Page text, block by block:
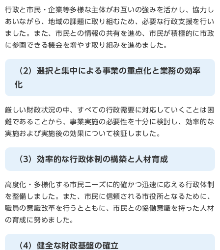
行政と市民・企業等多様な主体がお互いの強みを活かし、協力し
あいながら、地域の課題に取り組むため、必要な行政支援を行い
ました。また、市民との情報の共有を進め、市民が積極的に市政
に参画できる機会を増やす取り組みを進めました。
（2）選択と集中による事業の重点化と業務の効率
化
厳しい財政状況の中、すべての行政需要に対応していくことは困
難であることから、事業実施の必要性を十分に検討し、効率的な
実施および実施後の効果について検証しました。
（3）効率的な行政体制の構築と人材育成
高度化・多様化する市民ニーズに的確かつ迅速に応える行政体制
を整備しました。また、市民に信頼される市役所となるために、
職員の意識改革を行うとともに、市民との協働意識を持った人材
の育成に努めました。
（4）健全な財政基盤の確立